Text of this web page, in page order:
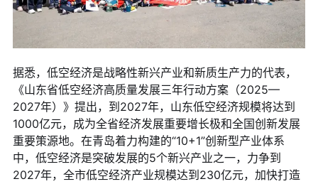
据悉，低空经济是战略性新兴产业和新质生产力的代表，
《山东省低空经济高质量发展三年行动方案（2025—
2027年）》提出，到2027年，山东低空经济规模将达到
1000亿元，成为全省经济发展重要增长极和全国创新发展
重要策源地。在青岛着力构建的“10+1”创新型产业体系
中，低空经济是突破发展的5个新兴产业之一，力争到
2027年，全市低空经济产业规模达到230亿元，加快打造